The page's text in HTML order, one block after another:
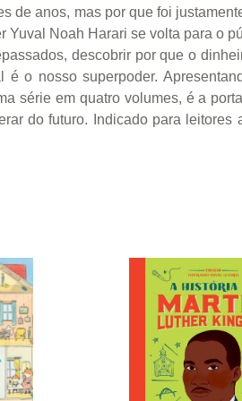
de anos, mas por que foi
Yuval Noah Harari se volta para o
descobrir por que o
o nosso superpoder.
série em quatro volumes, é a
do futuro. Indicado para leitores